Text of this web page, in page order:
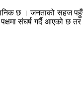
छ । जनताको सहज
संघर्ष गर्दै आएको छ